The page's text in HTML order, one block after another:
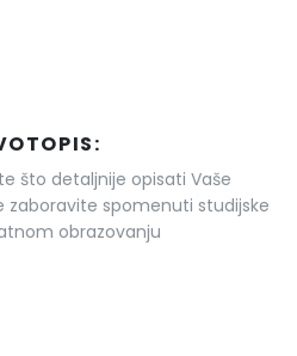
što detaljnije opisati Vaše
zaboravite spomenuti studijske
obrazovanju